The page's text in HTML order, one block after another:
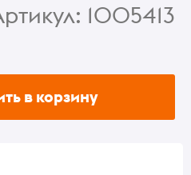
1005413
в корзину